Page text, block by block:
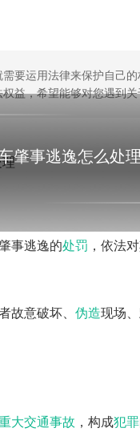
要运用法律来保护自己
益，希望能够对您遇到
肇事逃逸怎么处理
事逃逸的处罚 ，依法
故意破坏、 伪造现场
大交通事故 ，构成犯罪